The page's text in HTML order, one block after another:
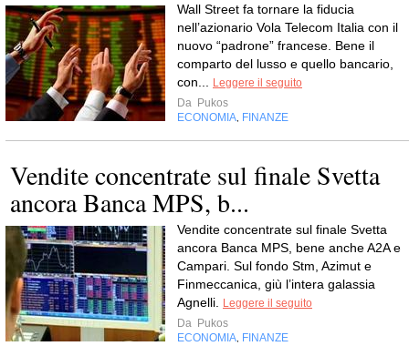
Wall Street fa tornare la fiducia
nell’azionario Vola Telecom Italia con il
nuovo “padrone” francese. Bene il
comparto del lusso e quello bancario,
con...
Leggere il seguito
Da Pukos
ECONOMIA FINANZE
Vendite concentrate sul finale Svetta
ancora Banca MPS, b...
Vendite concentrate sul finale Svetta
ancora Banca MPS, bene anche A2A e
Campari. Sul fondo Stm, Azimut e
Finmeccanica, giù l’intera galassia
Agnelli.
Leggere il seguito
Da Pukos
ECONOMIA FINANZE